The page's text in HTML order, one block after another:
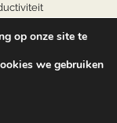
op onze site te
we gebruiken